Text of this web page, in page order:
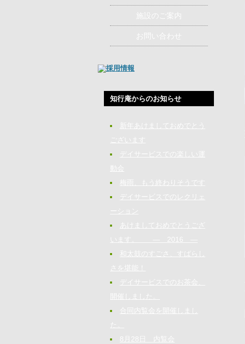
施設のご案内
お問い合わせ
知行庵からのお知らせ
新年あけましておめでとう
ございます
デイサービスでの楽しい運
動会
梅雨、もう終わりそうです
デイサービスでのレクリェ
ーション
あけましておめでとうござ
います。 ― 2016 ―
和太鼓のすごさ、すばらし
さを堪能！
デイサービスでのお茶会、
開催しました。
合同内覧会を開催しまし
た。
8月28日 内覧会